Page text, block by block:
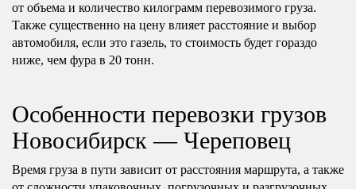
от объема и количество килограмм перевозимого груза.
Также существенно на цену влияет расстояние и выбор
автомобиля, если это газель, то стоимость будет гораздо
ниже, чем фура в 20 тонн.
Особенности перевозки грузов
Новосибирск — Череповец
Время груза в пути зависит от расстояния маршрута, а также